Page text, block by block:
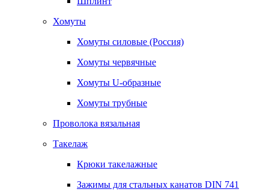
Хомуты
Хомуты силовые (Россия)
Хомуты червячные
Хомуты U-образные
Хомуты трубные
Проволока вязальная
Такелаж
Крюки такелажные
Зажимы для стальных канатов DIN 741